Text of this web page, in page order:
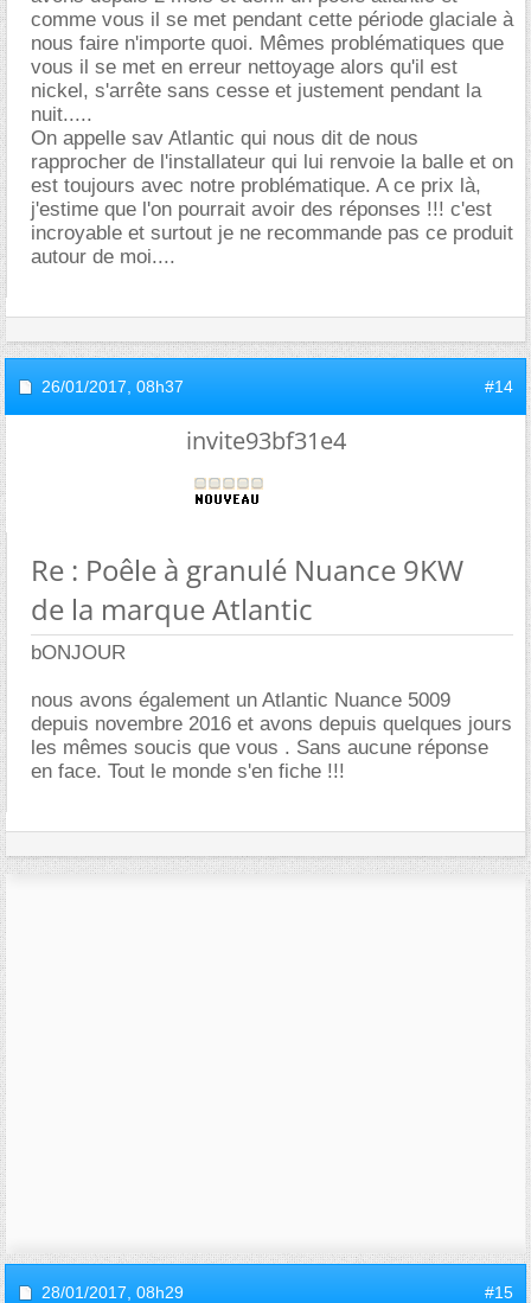
comme vous il se met pendant cette période glaciale à
nous faire n'importe quoi. Mêmes problématiques que
vous il se met en erreur nettoyage alors qu'il est
nickel, s'arrête sans cesse et justement pendant la
nuit.....
On appelle sav Atlantic qui nous dit de nous
rapprocher de l'installateur qui lui renvoie la balle et on
est toujours avec notre problématique. A ce prix là,
j'estime que l'on pourrait avoir des réponses !!! c'est
incroyable et surtout je ne recommande pas ce produit
autour de moi....
26/01/2017, 08h37 #14
invite93bf31e4
Re : Poêle à granulé Nuance 9KW
de la marque Atlantic
bONJOUR
nous avons également un Atlantic Nuance 5009
depuis novembre 2016 et avons depuis quelques jours
les mêmes soucis que vous . Sans aucune réponse
en face. Tout le monde s'en fiche !!!
28/01/2017, 08h29 #15